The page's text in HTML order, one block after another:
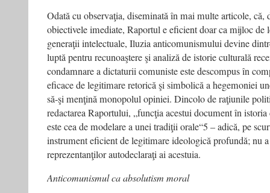
Odată cu observaţia, diseminată în mai multe articole, că,
obiectivele imediate, Raportul e eficient doar ca mijloc de
generaţii intelectuale, Iluzia anticomunismului devine
luptă pentru recunoaştere şi analiză de istorie culturală
condamnare a dictaturii comuniste este descompus în
eficace de legitimare retorică şi simbolică a hegemoniei
să-şi menţină monopolul opiniei. Dincolo de raţiunile
redactarea Raportului, „funcţia acestui document în
este cea de modelare a unei tradiţii orale“5 – adică, pe
instrument eficient de legitimare ideologică profundă; nu
reprezentanţilor autodeclaraţi ai acestuia.
Anticomunismul ca absolutism moral